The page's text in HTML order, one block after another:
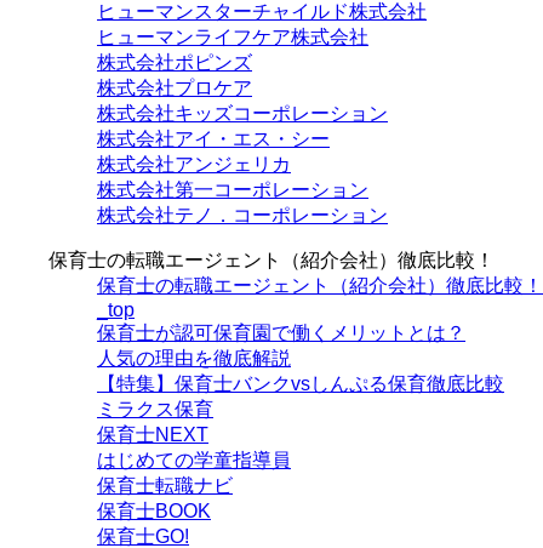
ヒューマンスターチャイルド株式会社
ヒューマンライフケア株式会社
株式会社ポピンズ
株式会社プロケア
株式会社キッズコーポレーション
株式会社アイ・エス・シー
株式会社アンジェリカ
株式会社第一コーポレーション
株式会社テノ．コーポレーション
保育士の転職エージェント（紹介会社）徹底比較！
保育士の転職エージェント（紹介会社）徹底比較！
_top
保育士が認可保育園で働くメリットとは？
人気の理由を徹底解説
【特集】保育士バンクvsしんぷる保育徹底比較
ミラクス保育
保育⼠NEXT
はじめての学童指導員
保育士転職ナビ
保育士BOOK
保育士GO!